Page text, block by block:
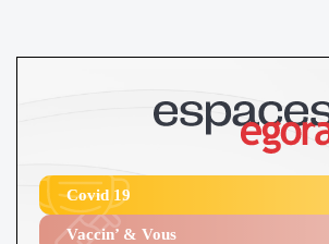
Covid 19
Vaccin’ & Vous